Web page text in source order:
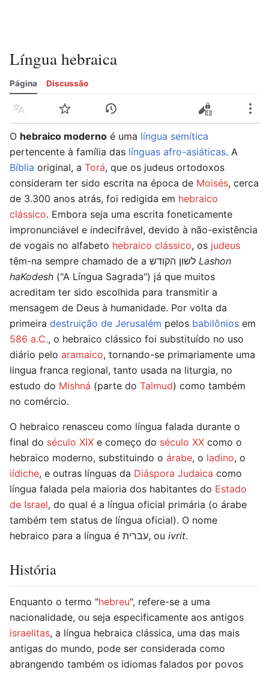
Língua hebraica
Página Discussão
Idioma Vigiar Histórico Editar código-fonte
O hebraico moderno é uma língua semítica
pertencente à família das línguas afro-asiáticas. A
Bíblia original, a Torá, que os judeus ortodoxos
consideram ter sido escrita na época de Moisés, cerca
de 3.300 anos atrás, foi redigida em hebraico
clássico. Embora seja uma escrita foneticamente
impronunciável e indecifrável, devido à não-existência
de vogais no alfabeto hebraico clássico, os judeus
Lashon
haKodesh ("A Língua Sagrada") já que muitos
acreditam ter sido escolhida para transmitir a
mensagem de Deus à humanidade. Por volta da
primeira destruição de Jerusalém pelos babilônios em
586 a.C., o hebraico clássico foi substituído no uso
diário pelo aramaico, tornando-se primariamente uma
lingua franca regional, tanto usada na liturgia, no
estudo do Mishná (parte do Talmud) como também
no comércio.
O hebraico renasceu como língua falada durante o
final do século XIX e começo do século XX como o
hebraico moderno, substituindo o árabe, o ladino, o
iídiche, e outras línguas da Diáspora Judaica como
língua falada pela maioria dos habitantes do Estado
de Israel, do qual é a língua oficial primária (o árabe
também tem status de língua oficial). O nome
hebraico para a língua é עברית, ou ivrit.
História
Enquanto o termo "hebreu", refere-se a uma
nacionalidade, ou seja especificamente aos antigos
israelitas, a língua hebraica clássica, uma das mais
antigas do mundo, pode ser considerada como
abrangendo também os idiomas falados por povos